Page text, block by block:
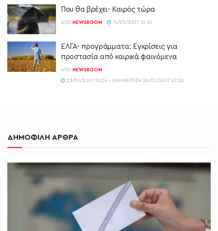
Που θα βρέχει- Καιρός τώρα
ΑΠΌ NEWSROOM 11/03/2017 10:55
ΕΛΓΑ- προγράμματα: Εγκρίσεις για
προστασία από καιρικά φαινόμενα
ΑΠΌ NEWSROOM
23/01/2017 14:24 - ΕΝΗΜΈΡΩΣΗ 26/01/2017 21:20
ΔΗΜΟΦΙΛΗ ΑΡΘΡΑ